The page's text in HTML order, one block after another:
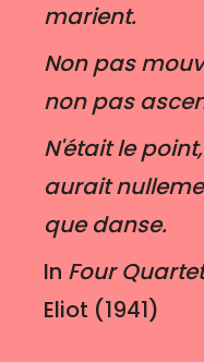
marient.
Non pas
non pas
N'était le
aurait
que danse.
In Four
Eliot (1941)